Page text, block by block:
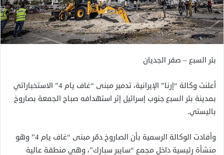
بئر السبع – صقر الجديان
أعلنت وكالة “إرنا” الإيرانية، تدمير مبنى “غاف يام 4” الاستخباراتي
بمدينة بئر السبع جنوب إسرائيل إثر استهدافه صباح الجمعة بصاروخ
باليستي.
وأفادت الوكالة الرسمية بأن الصاروخ دمّر مبنى “غاف يام 4” وهو
منشأة رئيسية داخل مجمع “سايبر سبارك”، وهي منطقة عالية